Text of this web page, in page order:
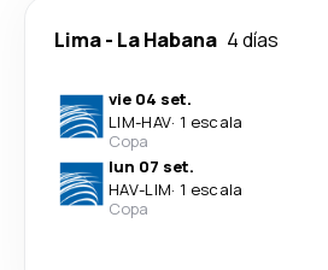
Lima- La Habana 4 días
vie 04 set.
LIM-HAV· 1 escala
Copa
lun 07 set.
HAV-LIM· 1 escala
Copa